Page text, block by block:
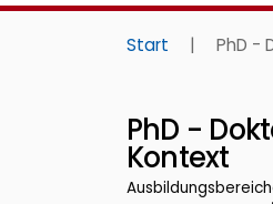
Start | PhD -
PhD -
Kontext